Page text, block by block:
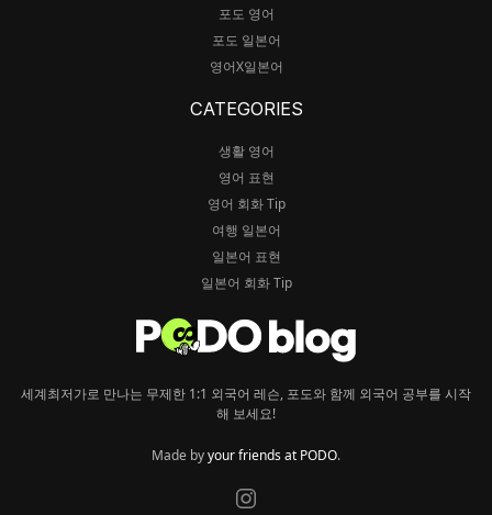
포도 영어
포도 일본어
영어X일본어
CATEGORIES
생활 영어
영어 표현
영어 회화 Tip
여행 일본어
일본어 표현
일본어 회화 Tip
세계최저가로 만나는 무제한 1:1 외국어 레슨, 포도와 함께 외국어 공부를 시작
해 보세요!
Made byyour friends at PODO.